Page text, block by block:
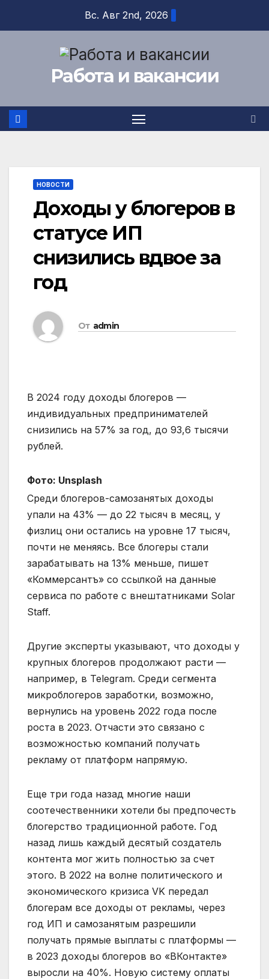
содержимому
Вс. Авг 2nd, 2026
Работа и вакансии
НОВОСТИ
Доходы у блогеров в
статусе ИП
снизились вдвое за
год
От admin
В 2024 году доходы блогеров —
индивидуальных предпринимателей
снизились на 57% за год, до 93,6 тысячи
рублей.
Фото: Unsplash
Среди блогеров-самозанятых доходы
упали на 43% — до 22 тысяч в месяц, у
физлиц они остались на уровне 17 тысяч,
почти не меняясь. Все блогеры стали
зарабатывать на 13% меньше, пишет
«Коммерсантъ» со ссылкой на данные
сервиса по работе с внештатниками Solar
Staff.
Другие эксперты указывают, что доходы у
крупных блогеров продолжают расти —
например, в Telegram. Среди сегмента
микроблогеров заработки, возможно,
вернулись на уровень 2022 года после
роста в 2023. Отчасти это связано с
возможностью компаний получать
рекламу от платформ напрямую.
Еще три года назад многие наши
соотечественники хотели бы предпочесть
блогерство традиционной работе. Год
назад лишь каждый десятый создатель
контента мог жить полностью за счет
этого. В 2022 на волне политического и
экономического кризиса VK передал
блогерам все доходы от рекламы, через
год ИП и самозанятым разрешили
получать прямые выплаты с платформы —
в 2023 доходы блогеров во «ВКонтакте»
выросли на 40%. Новую систему оплаты